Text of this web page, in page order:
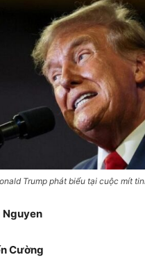
Trump phát biểu tại cuộc mít
Nguyen
Cường